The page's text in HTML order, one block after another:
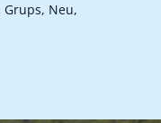
Neu,